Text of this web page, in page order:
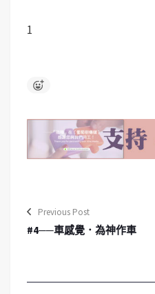
1
Previous Post
#4──車感覺．為神作車